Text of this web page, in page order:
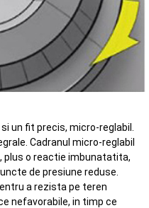
un fit precis, micro-reglabil.
Cadranul micro-reglabil
plus o reactie imbunatatita,
de presiune reduse.
a rezista pe teren
nefavorabile, in timp ce